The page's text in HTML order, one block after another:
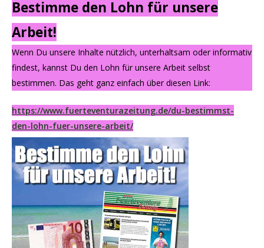
Bestimme den Lohn für unsere
Arbeit!
Wenn Du unsere Inhalte nützlich, unterhaltsam oder informativ
findest, kannst Du den Lohn für unsere Arbeit selbst
bestimmen. Das geht ganz einfach über diesen Link:
https://www.fuerteventurazeitung.de/du-bestimmst-
den-lohn-fuer-unsere-arbeit/